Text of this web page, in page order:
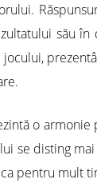
său
o
se disting
pentru mult